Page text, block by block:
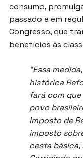
consumo,
passado e em
Congresso, que
benefícios às
“Essa
histórica
fará com
povo
Imposto de
imposto
cesta